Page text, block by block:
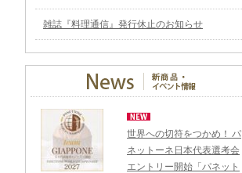
雑誌『料理通信』発行休止のお知らせ
世界への切符をつかめ！ パ
ネットーネ日本代表選考会
エントリー開始「パネット